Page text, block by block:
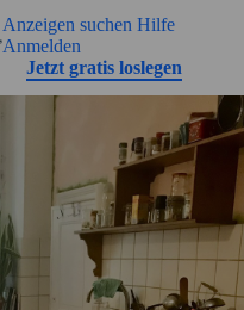
Anzeigen suchen Hilfe
Anmelden
Jetzt gratis loslegen